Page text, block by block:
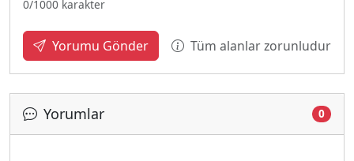
0/1000 karakter
Yorumu Gönder Tüm alanlar zorunludur
Yorumlar 0